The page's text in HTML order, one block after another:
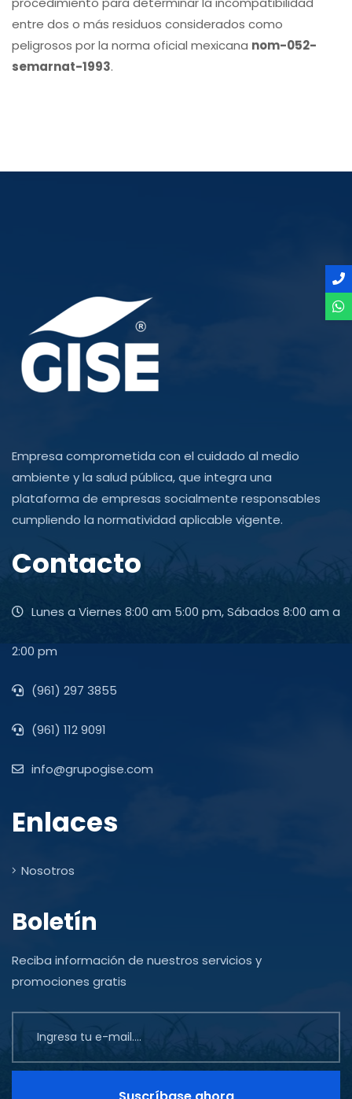
entre dos o más residuos considerados como
peligrosos por la norma oficial mexicana nom-052-
semarnat-1993.
Empresa comprometida con el cuidado al medio
ambiente y la salud pública, que integra una
plataforma de empresas socialmente responsables
cumpliendo la normatividad aplicable vigente.
Contacto
Lunes a Viernes 8:00 am 5:00 pm, Sábados 8:00 am a
2:00 pm
(961) 297 3855
(961) 112 9091
info@grupogise.com
Enlaces
Nosotros
Boletín
Reciba información de nuestros servicios y
promociones gratis